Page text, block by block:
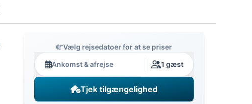
Vælg rejsedatoer for at se priser
Ankomst & afrejse 1 gæst
Tjek tilgængelighed